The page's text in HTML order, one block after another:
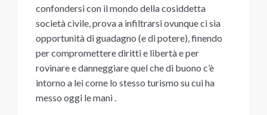
confondersi con il mondo della cosiddetta
società civile, prova a infiltrarsi ovunque ci sia
opportunità di guadagno (e di potere), finendo
per compromettere diritti e libertà e per
rovinare e danneggiare quel che di buono c’è
intorno a lei come lo stesso turismo su cui ha
messo oggi le mani .